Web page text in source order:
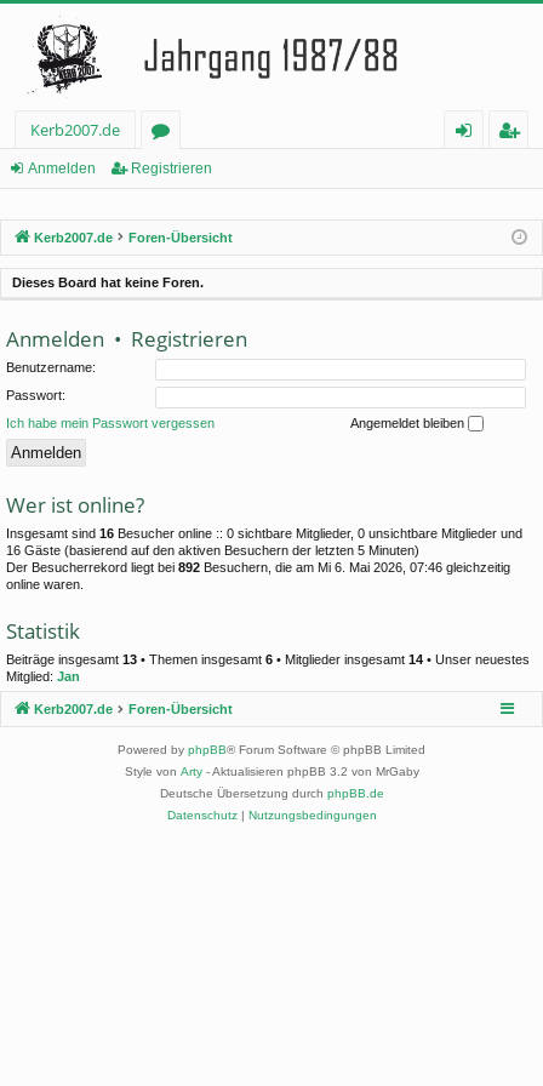
Kerb2007.de
or
rie
Anmelden Registrieren
Kerb2007.de Foren-Übersicht
Dieses Board hat keine Foren.
Anmelden • Registrieren
Benutzername:
Passwort:
Ich habe mein Passwort vergessen
Angemeldet bleiben
Wer ist online?
Insgesamt sind 16 Besucher online :: 0 sichtbare Mitglieder, 0 unsichtbare Mitglieder und
16 Gäste (basierend auf den aktiven Besuchern der letzten 5 Minuten)
Der Besucherrekord liegt bei 892 Besuchern, die am Mi 6. Mai 2026, 07:46 gleichzeitig
online waren.
Statistik
Beiträge insgesamt 13 • Themen insgesamt 6 • Mitglieder insgesamt 14 • Unser neuestes
Mitglied: Jan
Kerb2007.de Foren-Übersicht
Powered by phpBB® Forum Software © phpBB Limited
Style von Arty- Aktualisieren phpBB 3.2 von MrGaby
Deutsche Übersetzung durch phpBB.de
Datenschutz| Nutzungsbedingungen